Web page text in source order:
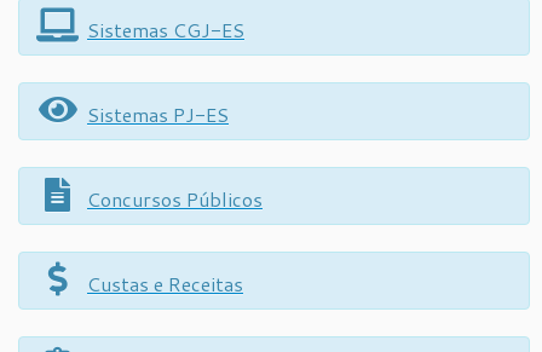
Sistemas CGJ-ES
Sistemas PJ-ES
Concursos Públicos
Custas e Receitas